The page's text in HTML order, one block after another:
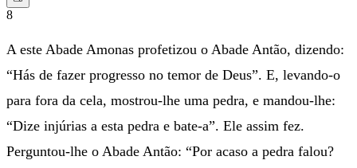
8
A este Abade Amonas profetizou o Abade Antão, dizendo:
“Hás de fazer progresso no temor de Deus”. E, levando-o
para fora da cela, mostrou-lhe uma pedra, e mandou-lhe:
“Dize injúrias a esta pedra e bate-a”. Ele assim fez.
Perguntou-lhe o Abade Antão: “Por acaso a pedra falou?